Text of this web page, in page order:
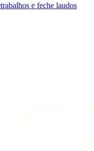
e feche laudos